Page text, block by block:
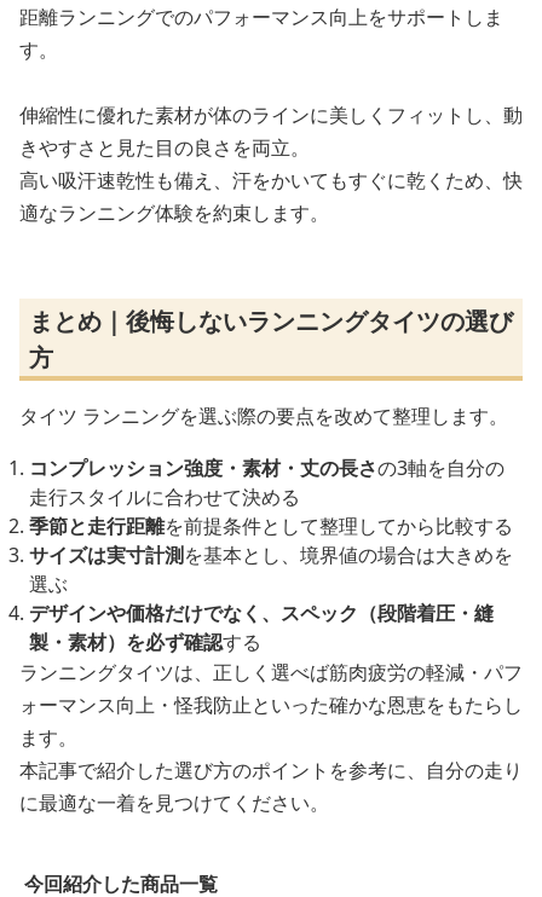
距離ランニングでのパフォーマンス向上をサポートしま
す。
伸縮性に優れた素材が体のラインに美しくフィットし、動
きやすさと見た目の良さを両立。
高い吸汗速乾性も備え、汗をかいてもすぐに乾くため、快
適なランニング体験を約束します。
まとめ｜後悔しないランニングタイツの選び
方
タイツ ランニングを選ぶ際の要点を改めて整理します。
コンプレッション強度・素材・丈の長さの3軸を自分の
走行スタイルに合わせて決める
季節と走行距離を前提条件として整理してから比較する
サイズは実寸計測を基本とし、境界値の場合は大きめを
選ぶ
デザインや価格だけでなく、スペック（段階着圧・縫
製・素材）を必ず確認する
ランニングタイツは、正しく選べば筋肉疲労の軽減・パフ
ォーマンス向上・怪我防止といった確かな恩恵をもたらし
ます。
本記事で紹介した選び方のポイントを参考に、自分の走り
に最適な一着を見つけてください。
今回紹介した商品一覧